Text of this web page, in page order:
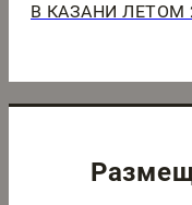
В КАЗАНИ ЛЕТОМ